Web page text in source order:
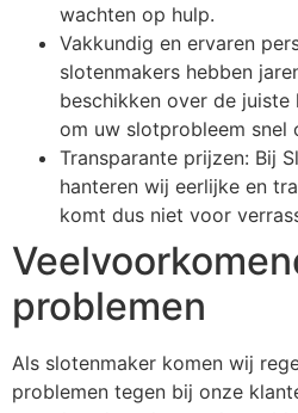
wachten op hulp.
Vakkundig en ervaren
slotenmakers hebben
beschikken over de juiste
om uw slotprobleem snel
Transparante prijzen: Bij
hanteren wij eerlijke en
komt dus niet voor
problemen
Als slotenmaker komen wij
problemen tegen bij onze